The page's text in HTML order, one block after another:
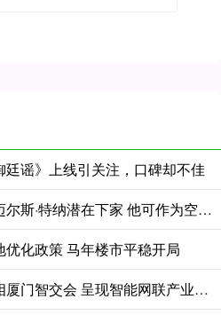
谣》上线引关注，口碑却不佳
正规的配资 美记：猛龙是迈尔斯·特纳潜在下家 他可作为空间5号位搭档巴恩斯
化政策 马年楼市平稳开局
线下配资平台 深圳力量亮相厦门智交会 呈现智能网联产业“中国方案”